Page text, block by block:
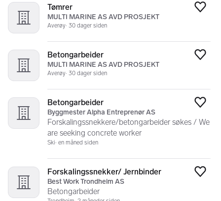
Tømrer
MULTI MARINE AS AVD PROSJEKT
Averøy 30 dager siden
Betongarbeider
MULTI MARINE AS AVD PROSJEKT
Averøy 30 dager siden
Betongarbeider
Byggmester Alpha Entreprenør AS
Forskalingssnekkere/betongarbeider søkes / We
are seeking concrete worker
Ski en måned siden
Forskalingssnekker/ Jernbinder
Best Work Trondheim AS
Betongarbeider